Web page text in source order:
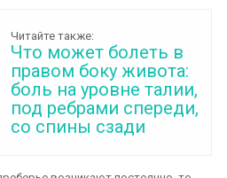
Читайте также:
Что может болеть в
правом боку живота:
боль на уровне талии,
под ребрами спереди,
со спины сзади